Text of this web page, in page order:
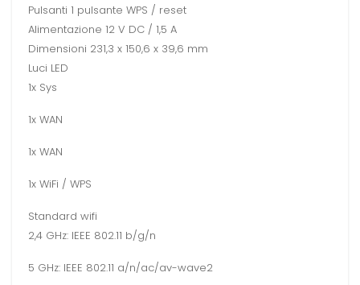
Pulsanti 1 pulsante WPS / reset
Alimentazione 12 V DC / 1,5 A
Dimensioni 231,3 x 150,6 x 39,6 mm
Luci LED
1x Sys
1x WAN
1x WAN
1x WiFi / WPS
Standard wifi
2,4 GHz: IEEE 802.11 b/g/n
5 GHz: IEEE 802.11 a/n/ac/av-wave2